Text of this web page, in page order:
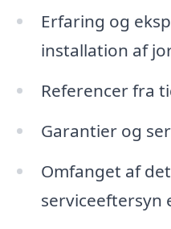
Erfaring og
installation af
Referencer fra
Garantier og
Omfanget af
serviceeftersyn